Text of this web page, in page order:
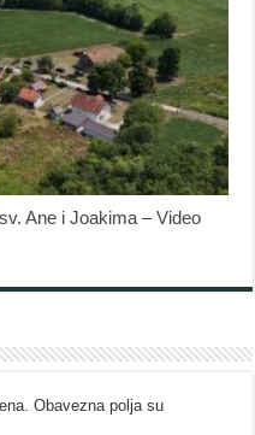
Ane i Joakima – Video
Obavezna polja su